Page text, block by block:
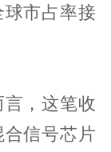
市占率接
，这笔收
信号芯片